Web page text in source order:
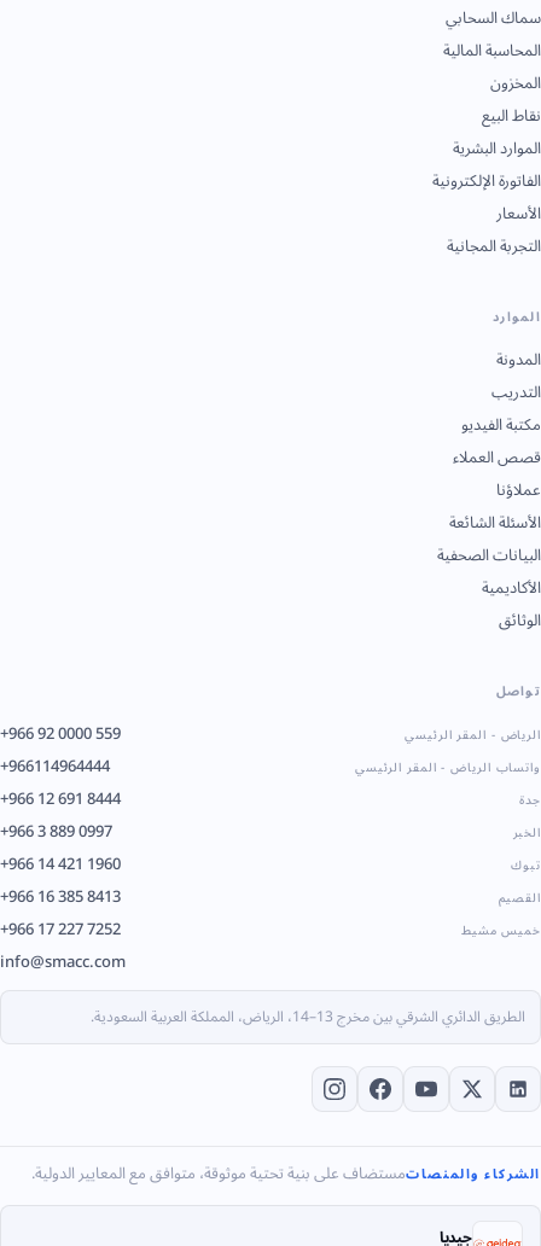
سماك السحابي
المحاسبة المالية
المخزون
نقاط البيع
الموارد البشرية
الفاتورة الإلكترونية
الأسعار
التجربة المجانية
الموارد
المدونة
التدريب
مكتبة الفيديو
قصص العملاء
عملاؤنا
الأسئلة الشائعة
البيانات الصحفية
الأكاديمية
الوثائق
تواصل
+966 92 0000 559 الرياض - المقر الرئيسي
+966114964444 واتساب الرياض - المقر الرئيسي
+966 12 691 8444 جدة
+966 3 889 0997 الخبر
+966 14 421 1960 تبوك
+966 16 385 8413 القصيم
+966 17 227 7252 خميس مشيط
info@smacc.com
الطريق الدائري الشرقي بين مخرج 13–14، الرياض، المملكة العربية السعودية.
الشركاء والمنصاتمستضاف على بنية تحتية موثوقة، متوافق مع المعايير الدولية.
جيديا